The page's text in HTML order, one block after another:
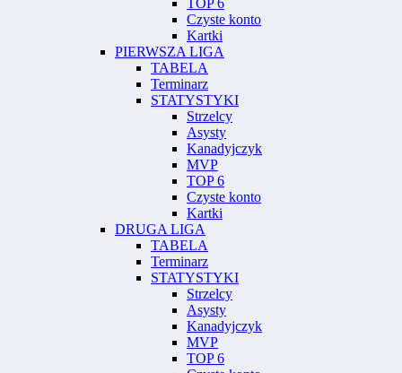
Czyste konto
Kartki
PIERWSZA LIGA
TABELA
Terminarz
STATYSTYKI
Strzelcy
Asysty
Kanadyjczyk
MVP
TOP 6
Czyste konto
Kartki
DRUGA LIGA
TABELA
Terminarz
STATYSTYKI
Strzelcy
Asysty
Kanadyjczyk
MVP
TOP 6